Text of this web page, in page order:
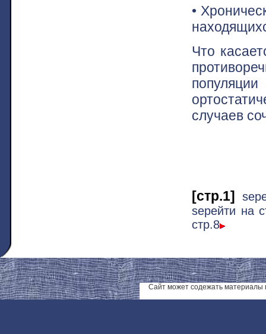
•
Что
случаев
[стр.1]
ѕерейти на
стр.8
Сайт может содежать материалы